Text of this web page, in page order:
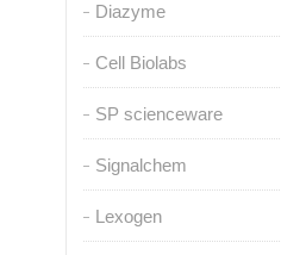
Diazyme
Cell Biolabs
SP scienceware
Signalchem
Lexogen